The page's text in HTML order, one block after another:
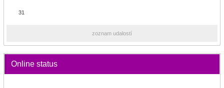
31
zoznam udalostí
Online status